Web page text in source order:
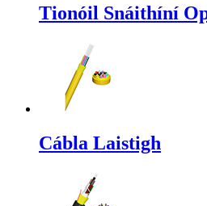
Tionóil Snáithíní
Cábla Laistigh